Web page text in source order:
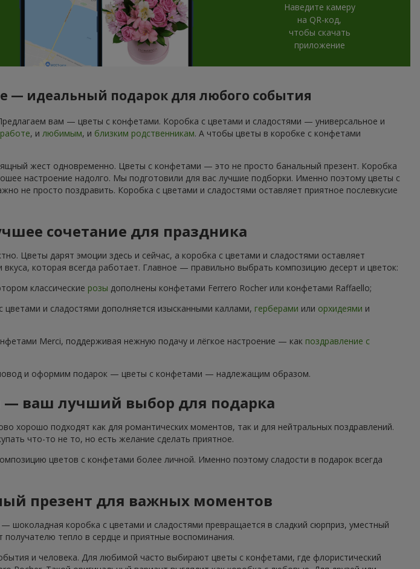
Наведите камеру
на QR-код,
чтобы скачать
приложение
— идеальный подарок для любого события
вам — цветы с конфетами. Коробка с цветами и сладостями — универсальное и
, и любимым, и близким родственникам. А чтобы цветы в коробке с конфетами
жест одновременно. Цветы с конфетами — это не просто банальный презент. Коробка
настроение надолго. Мы подготовили для вас лучшие подборки. Именно поэтому цветы с
не просто поздравить. Коробка с цветами и сладостями оставляет приятное послевкусие
сочетание для праздника
Цветы дарят эмоции здесь и сейчас, а коробка с цветами и сладостями оставляет
которая всегда работает. Главное — правильно выбрать композицию десерт и цветок:
классические розы дополнены конфетами Ferrero Rocher или конфетами Raffaello;
и сладостями дополняется изысканными каллами, герберами или орхидеями и
Merci, поддерживая нежную подачу и лёгкое настроение — как поздравление с
и оформим подарок — цветы с конфетами — надлежащим образом.
— ваш лучший выбор для подарка
хорошо подходят как для романтических моментов, так и для нейтральных поздравлений.
что-то не то, но есть желание сделать приятное.
цветов с конфетами более личной. Именно поэтому сладости в подарок всегда
презент для важных моментов
коробка с цветами и сладостями превращается в сладкий сюрприз, уместный
тепло в сердце и приятные воспоминания.
и человека. Для любимой часто выбирают цветы с конфетами, где флористический